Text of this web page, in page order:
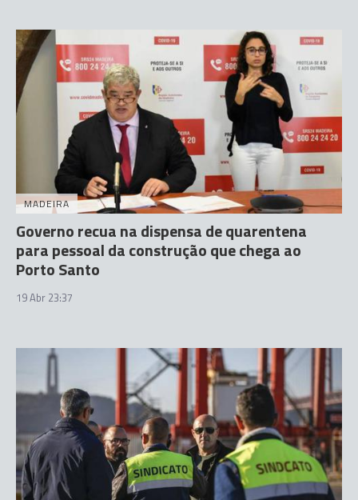
MADEIRA
Governo recua na dispensa de quarentena
para pessoal da construção que chega ao
Porto Santo
19 Abr 23:37